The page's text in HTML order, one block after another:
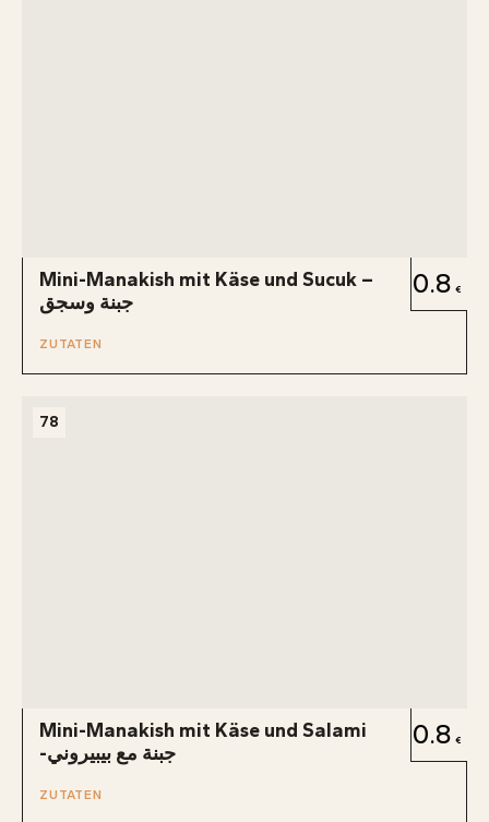
Mini-Manakish mit Käse und Sucuk –
جبنة وسجق
0.8
ZUTATEN
78
Mini-Manakish mit Käse und Salami
-جبنة مع بيبيروني
0.8
ZUTATEN